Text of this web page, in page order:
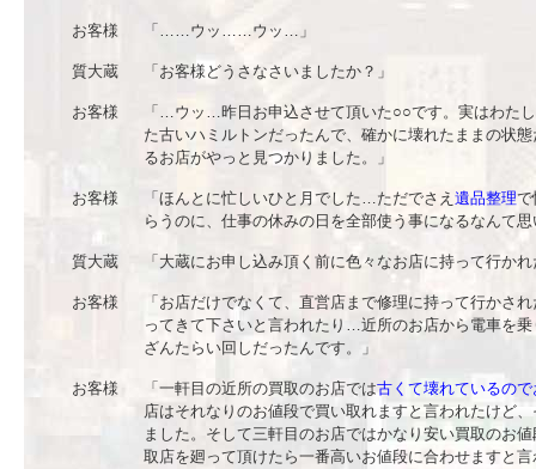
お客様 「……ウッ……ウッ…」
質大蔵 「お客様どうさなさいましたか？」
お客様
「…ウッ…昨日お申込させて頂いた○○です。実はわた
た古いハミルトンだったんで、確かに壊れたままの状
るお店がやっと見つかりました。」
お客様 「ほんとに忙しいひと月でした…ただでさえ 遺品整理で
らうのに、仕事の休みの日を全部使う事になるなんて
質大蔵 「大蔵にお申し込み頂く前に色々なお店に持って行か
お客様
「お店だけでなくて、直営店まで修理に持って行かさ
ってきて下さいと言われたり…近所のお店から電車を
ざんたらい回しだったんです。」
お客様 「一軒目の近所の買取のお店では古くて壊れているの
店はそれなりのお値段で買い取れますと言われたけど
ました。そして三軒目のお店ではかなり安い買取のお
取店を廻って頂けたら一番高いお値段に合わせますと